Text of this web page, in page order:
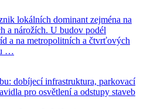
lokálních dominant zejména na
a nárožích. U budov podél
a na metropolitních a čtvrťových
…